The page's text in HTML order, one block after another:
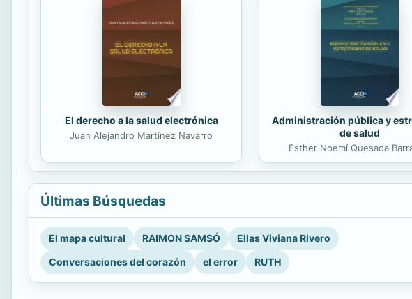
El derecho a la salud electrónica
Juan Alejandro Martínez Navarro
Administración pública y
de salud
Esther Noemí Quesada
Últimas Búsquedas
El mapa cultural RAIMON SAMSÓ
Ellas Viviana Rivero
Conversaciones del corazón
el error RUTH